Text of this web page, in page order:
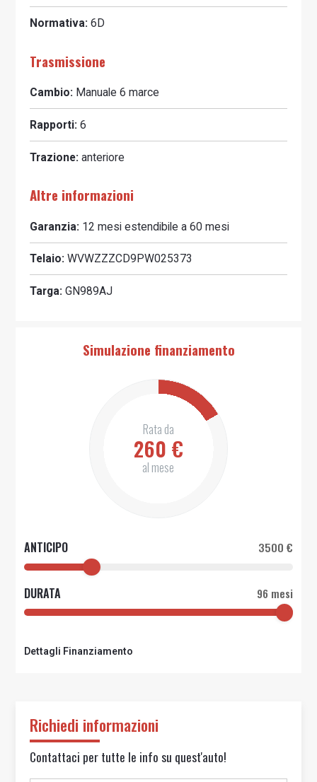
Normativa: 6D
Trasmissione
Cambio: Manuale 6 marce
Rapporti: 6
Trazione: anteriore
Altre informazioni
Garanzia: 12 mesi estendibile a 60 mesi
Telaio: WVWZZZCD9PW025373
Targa: GN989AJ
ANTICIPO 3500 €
DURATA 96 mesi
Dettagli Finanziamento
Rata da
260 €
al mese
Simulazione finanziamento
Richiedi informazioni
Contattaci per tutte le info su quest'auto!